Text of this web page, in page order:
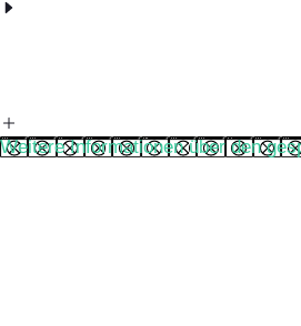
Weitere Informationen über den